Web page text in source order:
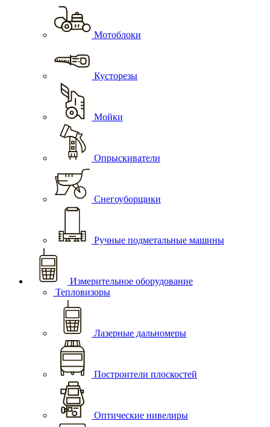
Мотоблоки
Кусторезы
Мойки
Опрыскиватели
Снегоуборщики
Ручные подметальные машины
Измерительное оборудование
Тепловизоры
Лазерные дальномеры
Построители плоскостей
Оптические нивелиры